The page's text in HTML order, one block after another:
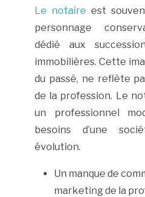
Le notaire est
personnage
dédié aux
immobilières. Cette
du passé, ne reflète
de la profession. Le
un professionnel
besoins d’une
évolution.
Un manque de
marketing de la